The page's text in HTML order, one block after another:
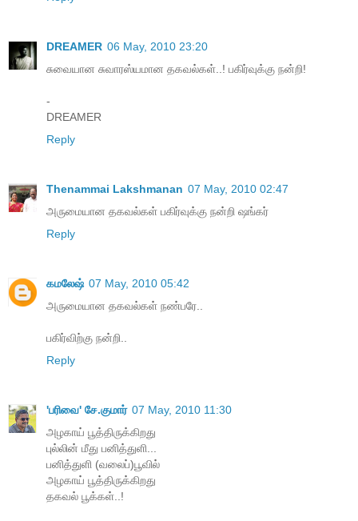
DREAMER 06 May, 2010 23:20
சுவையான சுவாரஸ்யமான தகவல்கள்..! பகிர்வுக்கு நன்றி!
-
DREAMER
Reply
Thenammai Lakshmanan 07 May, 2010 02:47
அருமையான தகவல்கள் பகிர்வுக்கு நன்றி ஷங்கர்
Reply
கமலேஷ் 07 May, 2010 05:42
அருமையான தகவல்கள் நண்பரே..
ப‌கிர்விற்கு ந‌ன்றி..
Reply
'பரிவை' சே.குமார் 07 May, 2010 11:30
அழகாய் பூத்திருக்கிறது
புல்லின் மீது பனித்துளி...
பனித்துளி (வலைப்)பூவில்
அழகாய் பூத்திருக்கிறது
தகவல் பூக்கள்..!